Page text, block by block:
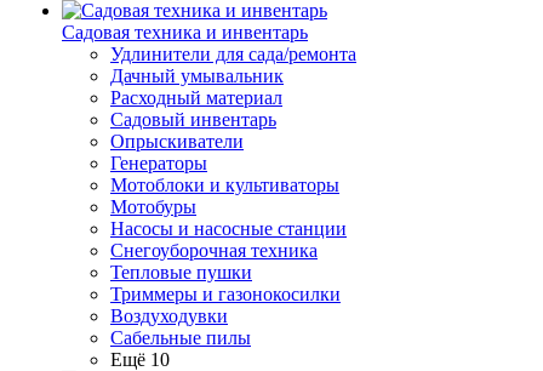
Садовая техника и инвентарь
Удлинители для сада/ремонта
Дачный умывальник
Расходный материал
Садовый инвентарь
Опрыскиватели
Генераторы
Мотоблоки и культиваторы
Мотобуры
Насосы и насосные станции
Снегоуборочная техника
Тепловые пушки
Триммеры и газонокосилки
Воздуходувки
Сабельные пилы
Ещё 10